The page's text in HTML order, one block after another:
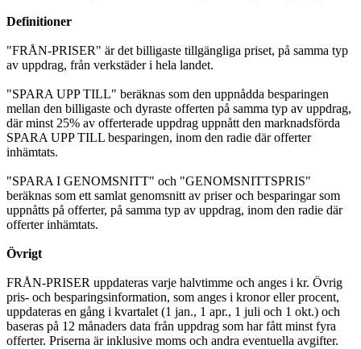
Definitioner
"FRÅN-PRISER" är det billigaste tillgängliga priset, på samma typ
av uppdrag, från verkstäder i hela landet.
"SPARA UPP TILL" beräknas som den uppnådda besparingen
mellan den billigaste och dyraste offerten på samma typ av uppdrag,
där minst 25% av offerterade uppdrag uppnått den marknadsförda
SPARA UPP TILL besparingen, inom den radie där offerter
inhämtats.
"SPARA I GENOMSNITT" och "GENOMSNITTSPRIS"
beräknas som ett samlat genomsnitt av priser och besparingar som
uppnåtts på offerter, på samma typ av uppdrag, inom den radie där
offerter inhämtats.
Övrigt
FRÅN-PRISER uppdateras varje halvtimme och anges i kr. Övrig
pris- och besparingsinformation, som anges i kronor eller procent,
uppdateras en gång i kvartalet (1 jan., 1 apr., 1 juli och 1 okt.) och
baseras på 12 månaders data från uppdrag som har fått minst fyra
offerter. Priserna är inklusive moms och andra eventuella avgifter.